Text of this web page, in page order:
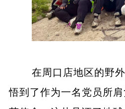
在周口店地区的野
悟到了作为一名党员所